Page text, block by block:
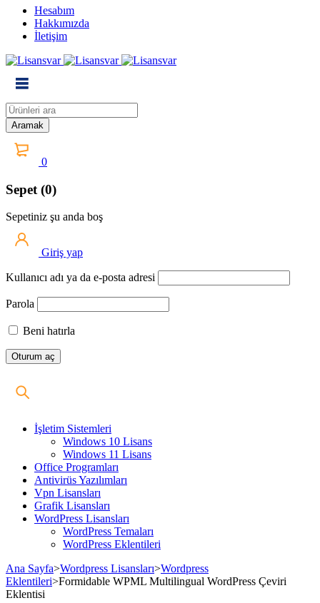
Hesabım
Hakkımızda
İletişim
0
Sepet (0)
Sepetiniz şu anda boş
Giriş yap
Kullanıcı adı ya da e-posta adresi
Parola
Beni hatırla
İşletim Sistemleri
Windows 10 Lisans
Windows 11 Lisans
Office Programları
Antivirüs Yazılımları
Vpn Lisansları
Grafik Lisansları
WordPress Lisansları
WordPress Temaları
WordPress Eklentileri
Ana Sayfa>Wordpress Lisansları>Wordpress
Eklentileri>Formidable WPML Multilingual WordPress Çeviri
Eklentisi